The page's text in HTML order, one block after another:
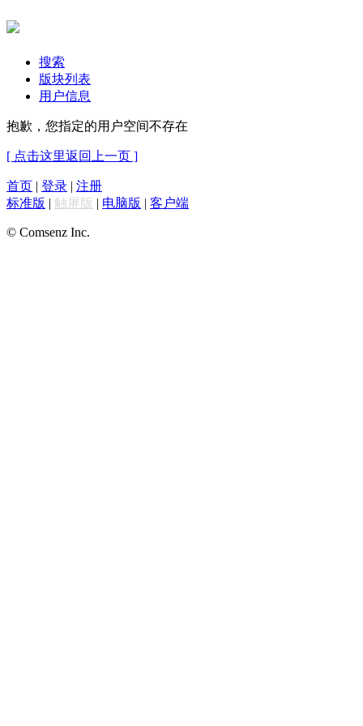
搜索
版块列表
用户信息
抱歉，您指定的用户空间不存在
[ 点击这里返回上一页 ]
首页 | 登录 | 注册
标准版 | 触屏版 | 电脑版 | 客户端
© Comsenz Inc.